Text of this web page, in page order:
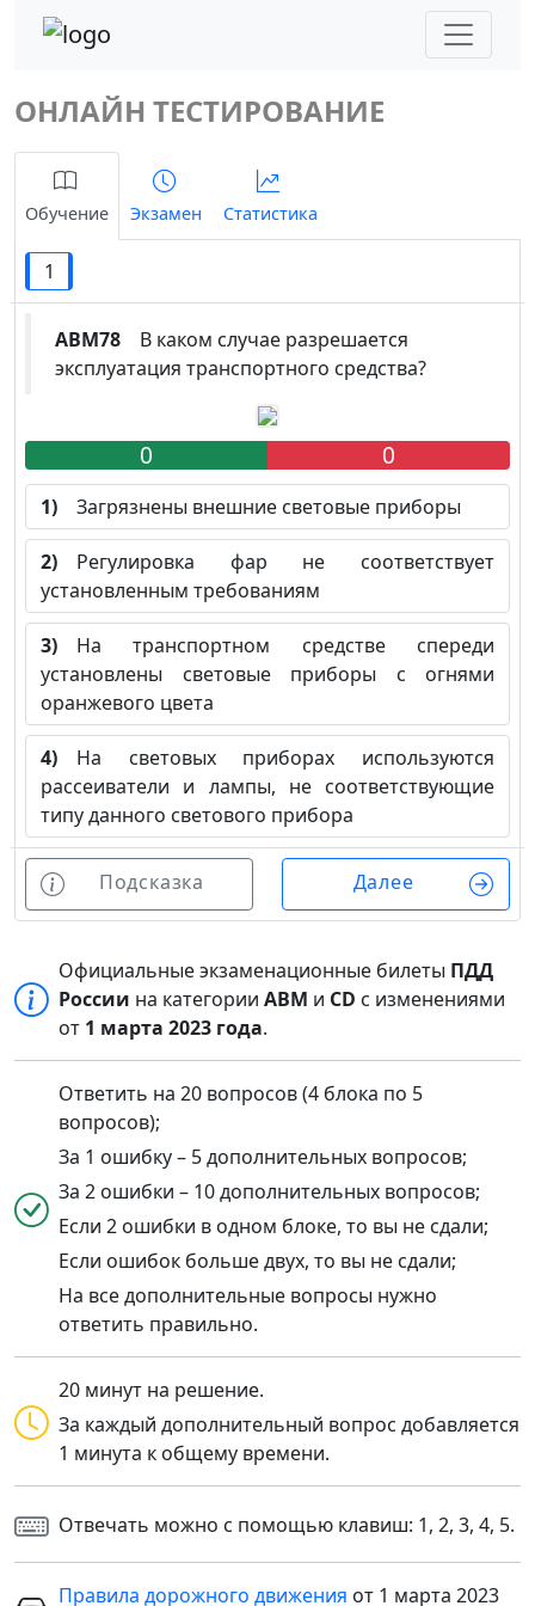
ОНЛАЙН ТЕСТИРОВАНИЕ
Обучение Экзамен Статистика
1
ABM78 В каком случае разрешается
эксплуатация транспортного средства?
0 0
1) Загрязнены внешние световые приборы
2) Регулировка фар не соответствует
установленным требованиям
3) На транспортном средстве спереди
установлены световые приборы с огнями
оранжевого цвета
4) На световых приборах используются
рассеиватели и лампы, не соответствующие
типу данного светового прибора
Подсказка Далее
Официальные экзаменационные билеты ПДД
России на категорииABM и CD с изменениями
от 1 марта 2023 года.
Ответить на 20 вопросов (4 блока по 5
вопросов);
За 1 ошибку – 5 дополнительных вопросов;
За 2 ошибки – 10 дополнительных вопросов;
Если 2 ошибки в одном блоке, то вы не сдали;
Если ошибок больше двух, то вы не сдали;
На все дополнительные вопросы нужно
ответить правильно.
20 минут на решение.
За каждый дополнительный вопрос добавляется
1 минута к общему времени.
Отвечать можно с помощью клавиш: 1, 2, 3, 4, 5.
Правила дорожного движения от 1 марта 2023